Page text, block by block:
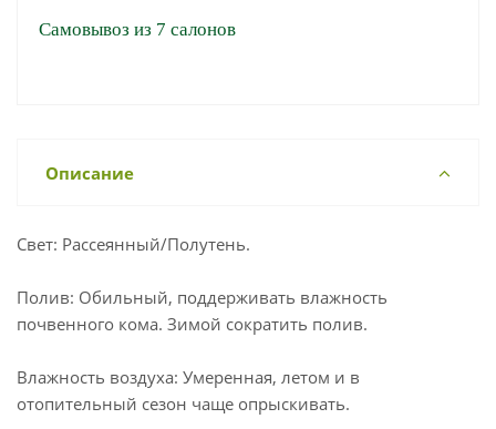
Самовывоз из 7 салонов
Описание
Свет: Рассеянный/Полутень.
Полив: Обильный, поддерживать влажность
почвенного кома. Зимой сократить полив.
Влажность воздуха: Умеренная, летом и в
отопительный сезон чаще опрыскивать.